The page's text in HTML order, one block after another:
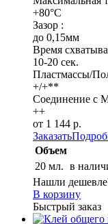
+80°C
Зазор :
до 0,15мм
Время
10-20 сек.
Пластмассы/
+/+**
Соединение с
++
от 1 144 р.
Заказать
Объем
20 мл. в
Нашли
В корзину
Быстрый заказ